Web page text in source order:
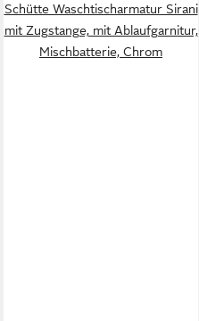
Schütte Waschtischarmatur Sirani
mit Zugstange, mit Ablaufgarnitur,
Mischbatterie, Chrom